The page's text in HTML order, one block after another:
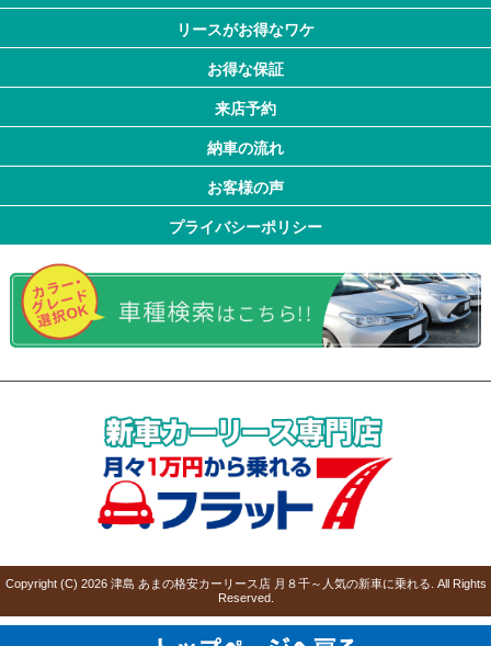
リースがお得なワケ
お得な保証
来店予約
納車の流れ
お客様の声
プライバシーポリシー
Copyright (C) 2026 津島 あまの格安カーリース店 月８千～人気の新車に乗れる . All Rights
Reserved.